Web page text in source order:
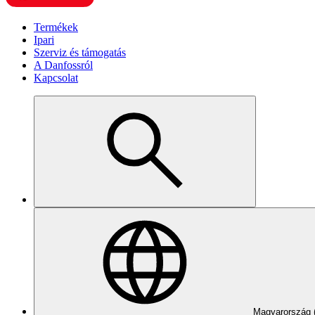
Termékek
Ipari
Szerviz és támogatás
A Danfossról
Kapcsolat
Magyarország